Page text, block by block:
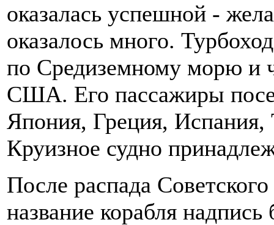
оказалась успешной -
оказалось много.
по Средиземному морю и
США. Его пассажиры
Япония, Греция,
Круизное судно
После распада
название корабля